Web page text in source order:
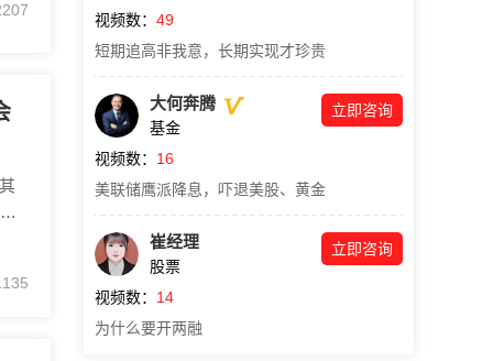
晓
集
视频数： 49
短期追高非我意，长期实现才珍贵
大何奔腾
基金
立即咨询
视频数： 16
美联储鹰派降息，吓退美股、黄金
崔经理
股票
立即咨询
视频数： 14
为什么要开两融